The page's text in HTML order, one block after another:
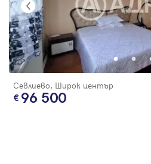
Севлиево, Широк център
96 500